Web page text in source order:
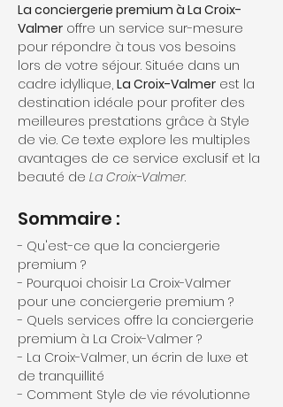
La conciergerie premium à La Croix-
Valmer offre un service sur-mesure
pour répondre à tous vos besoins
lors de votre séjour. Située dans un
cadre idyllique, La Croix-Valmer est la
destination idéale pour profiter des
meilleures prestations grâce à Style
de vie. Ce texte explore les multiples
avantages de ce service exclusif et la
beauté de La Croix-Valmer.
Sommaire :
- Qu'est-ce que la conciergerie
premium ?
- Pourquoi choisir La Croix-Valmer
pour une conciergerie premium ?
- Quels services offre la conciergerie
premium à La Croix-Valmer ?
- La Croix-Valmer, un écrin de luxe et
de tranquillité
- Comment Style de vie révolutionne